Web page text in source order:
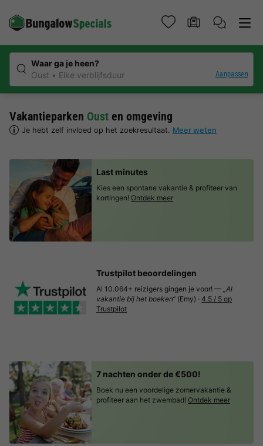
Waar ga je heen?
Oust
Elke verblijfsduur Aanpassen
Vakantieparken Oust en omgeving
Je hebt zelf invloed op het zoekresultaat. Meer weten
Last minutes
Kies een spontane vakantie & profiteer van
kortingen! Ontdek meer
Trustpilot beoordelingen
Al 10.064+ reizigers gingen je voor! — „Al
vakantie bij het boeken“ (Emy) · 4.5 / 5 op
Trustpilot
7 nachten onder de €500!
Boek nu een voordelige zomervakantie &
profiteer aan het zwembad! Ontdek meer